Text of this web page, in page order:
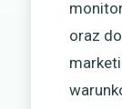
oraz